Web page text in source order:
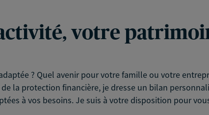
votre
? Quel avenir pour votre famille ou votre
la protection financière, je dresse un bilan
à vos besoins. Je suis à votre disposition pour